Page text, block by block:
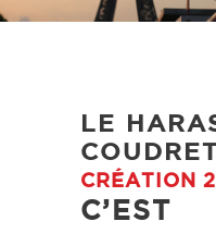
LE
CRÉATION
C’EST